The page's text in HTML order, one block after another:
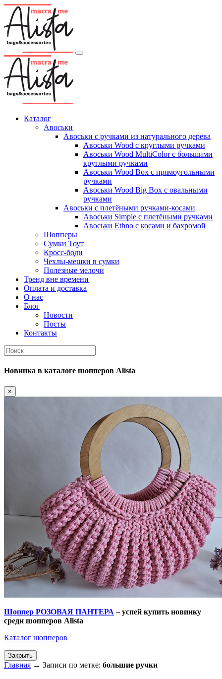
Каталог
Авоськи
Авоськи с ручками из натурального дерева
Авоськи Wood с круглыми ручками
Авоськи Wood MultiColor с большими
круглыми ручками
Авоськи Wood Box с прямоугольными
ручками
Авоськи Wood Big Box с овальными
ручками
Авоськи с плетёными ручками-косами
Авоськи Simple с плетёными ручками
Авоськи Ethno с косами и бахромой
Шопперы
Сумки Тоут
Кросс-боди
Чехлы-мешки в сумки
Полезные мелочи
Тренд вне времени
Оплата и доставка
О нас
Блог
Новости
Посты
Контакты
Новинка в каталоге шопперов Alista
×
Шоппер РОЗОВАЯ ПАНТЕРА – успей купить новинку
среди шопперов Alista
Каталог шопперов
Закрыть
Главная → Записи по метке: большие ручки